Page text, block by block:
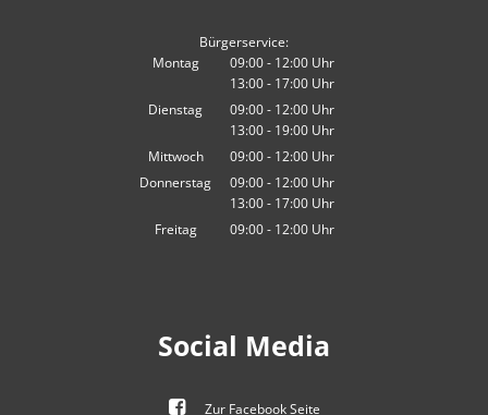
Bürgerservice:
Montag
09:00- 12:00 Uhr
Von 09:00 bis 12:00 Uhr
13:00- 17:00 Uhr
Von 13:00 bis 17:00 Uhr
Dienstag 09:00- 12:00 Uhr
Von 09:00 bis 12:00 Uhr
13:00- 19:00 Uhr
Von 13:00 bis 19:00 Uhr
Mittwoch 09:00- 12:00 Uhr
Von 09:00 bis 12:00 Uhr
Donnerstag 09:00- 12:00 Uhr
Von 09:00 bis 12:00 Uhr
13:00- 17:00 Uhr
Von 13:00 bis 17:00 Uhr
Freitag 09:00- 12:00 Uhr
Social Media
Zur Facebook Seite